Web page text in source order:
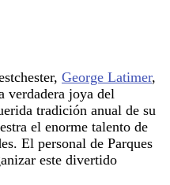
George Latimer,
verdadera joya del
tradición anual de su
el enorme talento de
El personal de Parques
este divertido